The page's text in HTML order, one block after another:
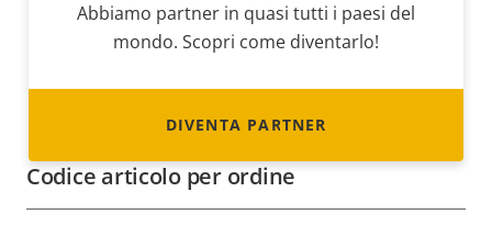
Abbiamo partner in quasi tutti i paesi del
mondo. Scopri come diventarlo!
DIVENTA PARTNER
Codice articolo per ordine